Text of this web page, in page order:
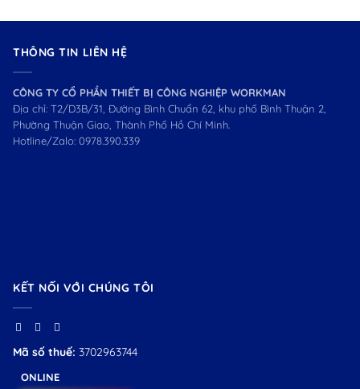
THÔNG TIN LIÊN HỆ
CÔNG TY CỔ PHẦN THIẾT BỊ CÔNG NGHIỆP WORKMAN
Địa chỉ: T2/D3B/31, Đường Bình Chuẩn 62, khu phố Bình Thuận 2,
Phường Thuận Giao, Thành Phố Hồ Chí Minh.
Hotline/Zalo: 0978.390.339
KẾT NỐI VỚI CHÚNG TÔI
Mã số thuế: 3702963744
ONLINE